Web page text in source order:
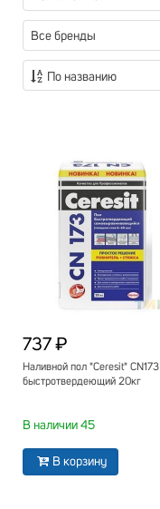
Все бренды
По названию
737 ₽
Наливной пол "Ceresit" CN173
быстротвердеющий 20кг
В наличии 45
В корзину